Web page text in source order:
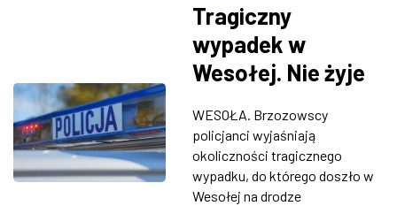
GASTRONOMIA
ZDJĘCIA
Tragiczny
wypadek w
Wesołej. Nie żyje
WESOŁA. Brzozowscy
policjanci wyjaśniają
okoliczności tragicznego
wypadku, do którego doszło w
Wesołej na drodze